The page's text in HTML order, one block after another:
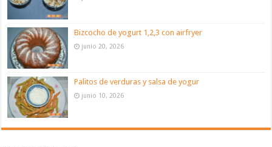
Bizcocho de yogurt 1,2,3 con airfryer
junio 20, 2026
Palitos de verduras y salsa de yogur
junio 10, 2026